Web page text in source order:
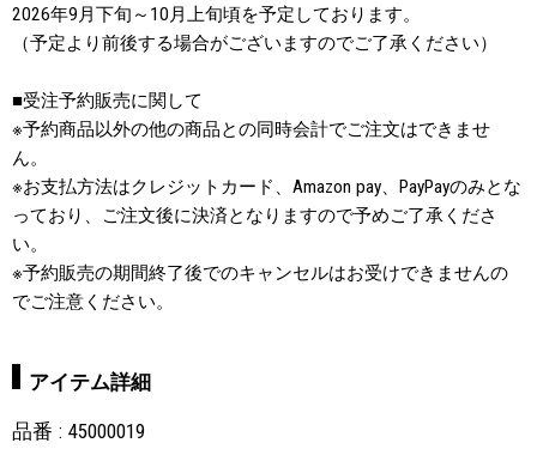
2026年9月下旬～10月上旬頃を予定しております。
（予定より前後する場合がございますのでご了承ください）
■受注予約販売に関して
※予約商品以外の他の商品との同時会計でご注文はできませ
ん。
※お支払方法はクレジットカード、Amazon pay、PayPayのみとな
っており、ご注文後に決済となりますので予めご了承くださ
い。
※予約販売の期間終了後でのキャンセルはお受けできませんの
でご注意ください。
アイテム詳細
品番
45000019